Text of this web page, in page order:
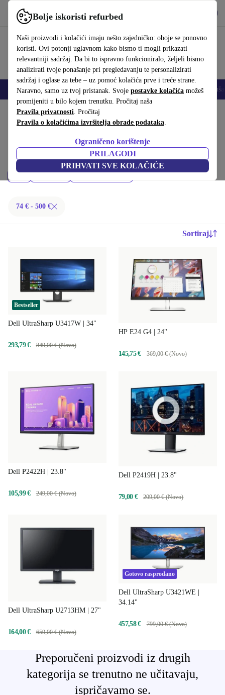
Bolje iskoristi refurbed
Naši proizvodi i kolačići imaju nešto zajedničko: oboje se ponovno
koristi. Ovi potonji uglavnom kako bismo ti mogli prikazati
relevantniji sadržaj. Da bi to ispravno funkcioniralo, željeli bismo
analizirati tvoje ponašanje pri pregledavanju te personalizirati
sadržaj i oglase za tebe – uz pomoć kolačića prve i treće strane.
Naravno, samo uz tvoj pristanak. Svoje postavke kolačića možeš
promijeniti u bilo kojem trenutku. Pročitaj naša
Pravila privatnosti. Pročitaj
Pravila o kolačićima izvršitelja obrade podataka.
Ograničeno korištenje
PRILAGODI
PRIHVATI SVE KOLAČIĆE
Koristi refurbed brzo i jednostavno
Mobiteli Prijenosna računala Tableti Pametni satovi Dodaci
Početna stranica Proizvodi
Kupi refurbished Monitori ispod 500 € – kvaliteta, jamstvo i 30 dana za
povrat. Uštedi novac i čuvaj okoliš.
74 € - 500 €
Sortiraj
Bestseller
Dell UltraSharp U3417W | 34"
293,79 € 849,00 € (Novo)
HP E24 G4 | 24"
145,75 € 369,00 € (Novo)
Dell P2422H | 23.8"
105,99 € 249,00 € (Novo)
Dell P2419H | 23.8"
79,00 € 209,00 € (Novo)
Dell UltraSharp U2713HM | 27"
164,00 € 659,00 € (Novo)
Gotovo rasprodano
Dell UltraSharp U3421WE |
34.14"
457,58 € 799,00 € (Novo)
Preporučeni proizvodi iz drugih
kategorija se trenutno ne učitavaju,
ispričavamo se.